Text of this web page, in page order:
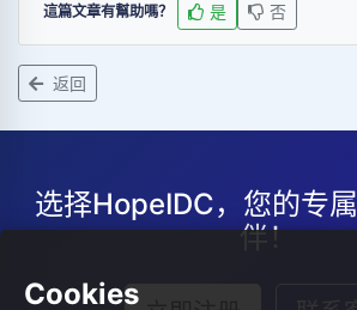
這篇文章有幫助嗎？ 是 否
返回
选择HopeIDC，您的专属
伴！
Cookies